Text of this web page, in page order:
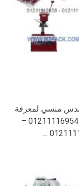
منسي لمعرفة
السعر يرجى التواصل مع المبيعات موبايل 01211116954 –